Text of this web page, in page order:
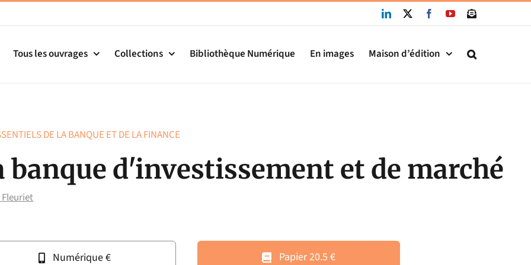
LinkedIn FacebookYouTubeNewsletter
Tous les ouvrages Collections Bibliothèque Numérique En images Maison d’édition
DE LA BANQUE ET DE LA FINANCE
banque d'investissement et de marché
Numérique € Papier 20.5 €